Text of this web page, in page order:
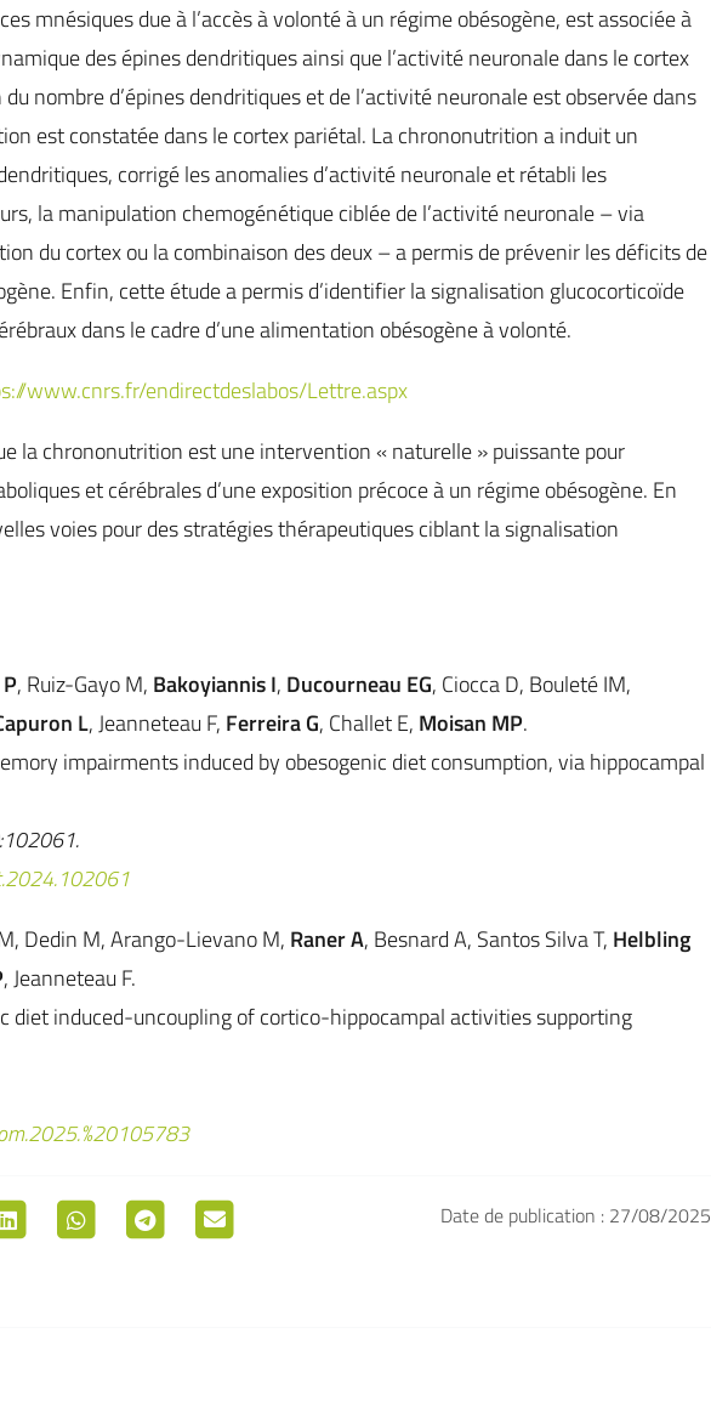
mnésiques due à l’accès à volonté à un régime obésogène, est associée à
des épines dendritiques ainsi que l’activité neuronale dans le cortex
nombre d’épines dendritiques et de l’activité neuronale est observée dans
est constatée dans le cortex pariétal. La chrononutrition a induit un
corrigé les anomalies d’activité neuronale et rétabli les
la manipulation chemogénétique ciblée de l’activité neuronale – via
du cortex ou la combinaison des deux – a permis de prévenir les déficits de
Enfin, cette étude a permis d’identifier la signalisation glucocorticoïde
dans le cadre d’une alimentation obésogène à volonté.
www.cnrs.fr/endirectdeslabos/Lettre.aspx
la chrononutrition est une intervention « naturelle » puissante pour
et cérébrales d’une exposition précoce à un régime obésogène. En
voies pour des stratégies thérapeutiques ciblant la signalisation
, Ruiz-Gayo M, Bakoyiannis I, Ducourneau EG, Ciocca D, Bouleté IM,
L, Jeanneteau F, Ferreira G, Challet E, Moisan MP.
impairments induced by obesogenic diet consumption, via hippocampal
Dedin M, Arango-Lievano M, Raner A, Besnard A, Santos Silva T, Helbling
, Jeanneteau F.
diet induced-uncoupling of cortico-hippocampal activities supporting
Date de publication : 27/08/2025